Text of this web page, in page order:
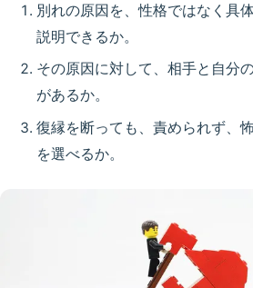
別れの原因を、性格ではなく具
説明できるか。
その原因に対して、相手と自分
があるか。
復縁を断っても、責められず、
を選べるか。